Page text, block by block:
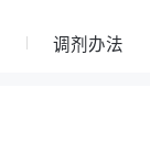
调剂办法